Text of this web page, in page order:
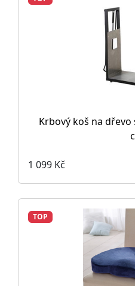
Krbový koš na dřevo
1 099 Kč
TOP